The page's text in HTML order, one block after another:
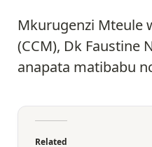
Mkurugenzi Mteule
(CCM), Dk Faustine
anapata matibabu
Related